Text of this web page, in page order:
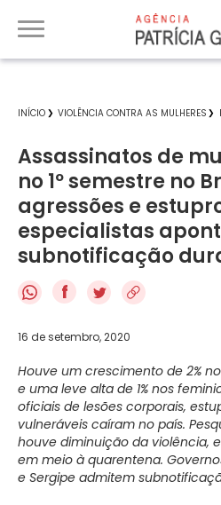
INÍCIO VIOLÊNCIA CONTRA AS MULHERES
Assassinatos de
no 1º semestre no
agressões e
especialistas
subnotificação
f
16 de setembro, 2020
Houve um crescimento de 2%
e uma leve alta de 1% nos
oficiais de lesões corporais,
vulneráveis caíram no país.
houve diminuição da violência,
em meio à quarentena.
e Sergipe admitem